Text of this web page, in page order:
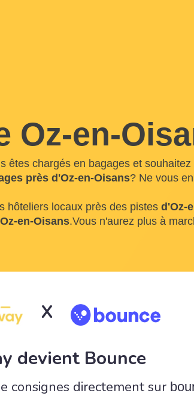
Oz-en-
êtes chargés en bagages et
près d'Oz-en-Oisans? Ne vous
hôteliers locaux près des pistes d'Oz-
en-Oisans.Vous n'aurez plus à
X
devient Bounce
consignes directement sur